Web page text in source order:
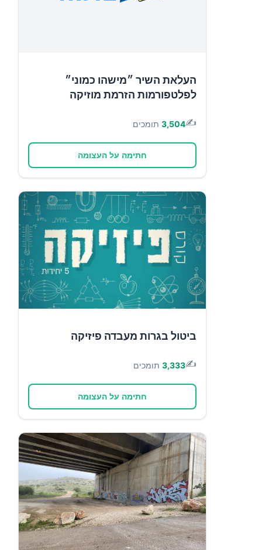
העלאת השיר ״מישהו כמוני״
לפלטפורמות הזרמת מוזיקה
✍️
3,504 תומכים
חתימה על העצומה
ביטול בגרות מעבדה פיזיקה
✍️
3,333 תומכים
חתימה על העצומה